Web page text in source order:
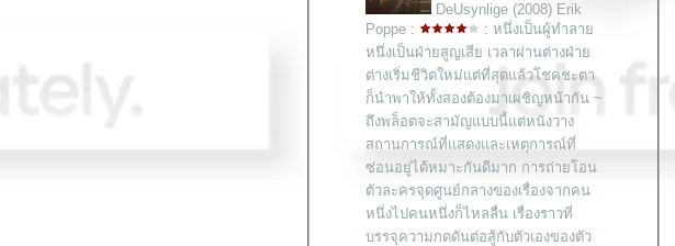
DeUsynlige (2008) Erik
Poppe :
: หนึ่งเป็นผู้ทำลา
หนึ่งเป็นฝ่ายสูญเสีย เวลาผ่านต่างฝ่า
ต่างเริ่มชีวิตใหม่แต่ที่สุดแล้วโชคชะตา
ก็นำพาให้ทั้งสองต้องมาเผชิญหน้ากัน ~
ถึงพล็อตจะสามัญแบบนี้แต่หนังวาง
สถานการณ์ที่แสดงและเหตุการณ์ที่
ซ่อนอยู่ได้หมาะกันดีมาก การถ่ายโอน
ตัวละครจุดศูนย์กลางของเรื่องจากคน
หนึ่งไปคนหนึ่งก็ไหลลื่น เรื่องราวที่
บรรจุความกดดันต่อสู้กับตัวเองของตัว